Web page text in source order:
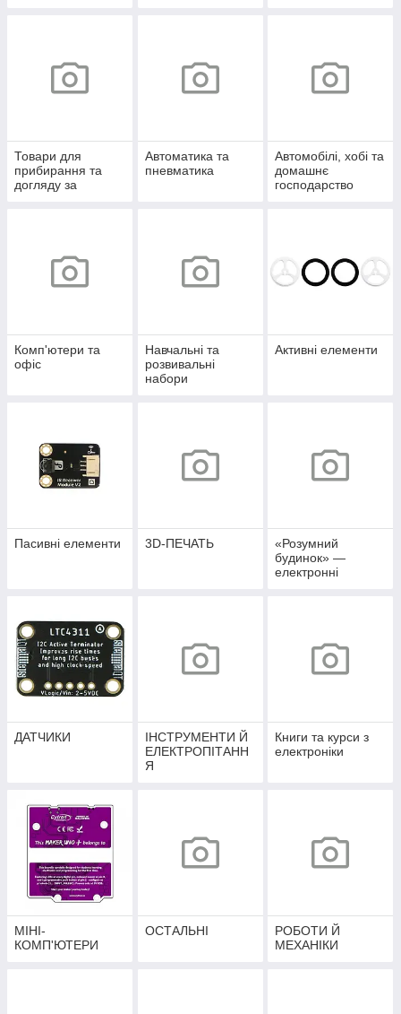
Товари для
прибирання та
догляду за
Автоматика та
пневматика
Автомобілі, хобі та
домашнє
господарство
Комп'ютери та
офіс
Навчальні та
розвивальні
набори
Активні елементи
Пасивні елементи 3D-ПЕЧАТЬ
«Розумний
будинок» —
електронні
ДАТЧИКИ
ІНСТРУМЕНТИ Й
ЕЛЕКТРОПІТАНН
Я
Книги та курси з
електроніки
МІНІ-
КОМП'ЮТЕРИ
ОСТАЛЬНІ
РОБОТИ Й
МЕХАНІКИ